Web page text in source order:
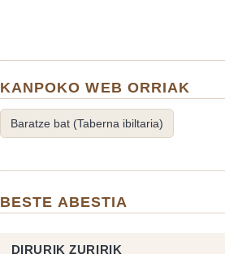
KANPOKO WEB ORRIAK
Baratze bat (Taberna ibiltaria)
BESTE ABESTIA
DIRURIK ZURIRIK